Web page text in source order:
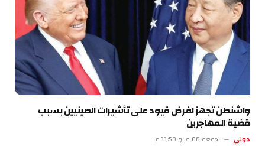
واشنطن تجهز لفرض قيود على تأشيرات الصينيين بسبب
قضية المهاجرين
دولي الجمعة 08 مايو 11:59 م